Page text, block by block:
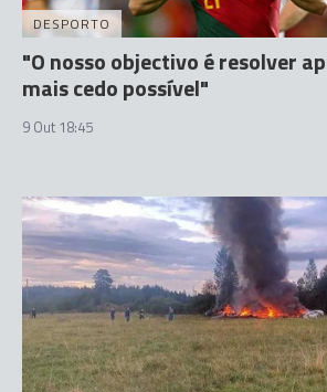
DESPORTO
"O nosso objectivo é resolver
mais cedo possível"
9 Out 18:45